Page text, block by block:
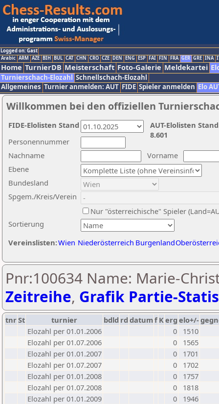
Logged on: Gast
Arabic ARM AZE BIH BUL CAT CHN CRO CZE DEN ENG ESP FAI FIN FRA GER GRE INA
Home TurnierDB Meisterschaft Foto-Galerie Meldekartei
Turnierschach-Elozahl Schnellschach-Elozahl
Allgemeines Turnier anmelden: AUT FIDE Spieler anmelden Elo
Willkommen bei den offiziellen
Nachname
Vorname
Ebene
Sortierung
Personennummer
Bundesland
Spgem./Kreis/Verein
Nur "österreichische" Spieler
Vereinslisten:Wien Niederösterreich Burgenland
AUT-Elolisten
8.601
FIDE-Elolisten Stand
Pnr:100634 Name: Marie-
Zeitreihe, Grafik Partie-
tnrSt turnier bdld rd datumf Kerg elo+/-
Elozahl per 01.01.2006
0
1510
Elozahl per 01.07.2006
0
1565
Elozahl per 01.01.2007
0
1701
Elozahl per 01.07.2007
0
1702
Elozahl per 01.01.2008
0
1757
Elozahl per 01.07.2008
0
1818
Elozahl per 01.01.2009
0
1946